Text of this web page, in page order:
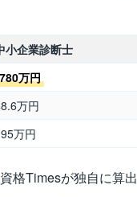
小企業診断士
780万円
万円
万円
格Timesが独自に算出